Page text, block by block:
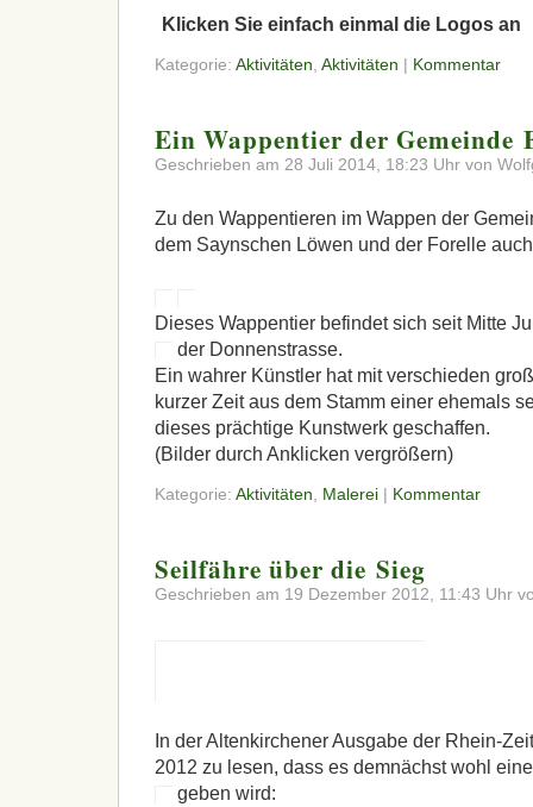
Klicken Sie einfach einmal die Logos an
Kategorie: Aktivitäten, Aktivitäten | Kommentar
Ein Wappentier der Gemeinde
Geschrieben am 28 Juli 2014, 18:23 Uhr von
Zu den Wappentieren im Wappen der
dem Saynschen Löwen und der Forelle
Dieses Wappentier befindet sich seit Mitte
der Donnenstrasse.
Ein wahrer Künstler hat mit verschieden
kurzer Zeit aus dem Stamm einer ehemals
dieses prächtige Kunstwerk geschaffen.
(Bilder durch Anklicken vergrößern)
Kategorie: Aktivitäten, Malerei | Kommentar
Seilfähre über die Sieg
Geschrieben am 19 Dezember 2012, 11:43 Uhr
In der Altenkirchener Ausgabe der Rhein-
2012 zu lesen, dass es demnächst wohl
geben wird: